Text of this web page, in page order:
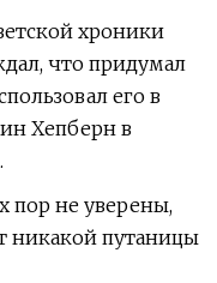
хроники
что придумал
его в
Хепберн в
пор не уверены,
никакой путаницы